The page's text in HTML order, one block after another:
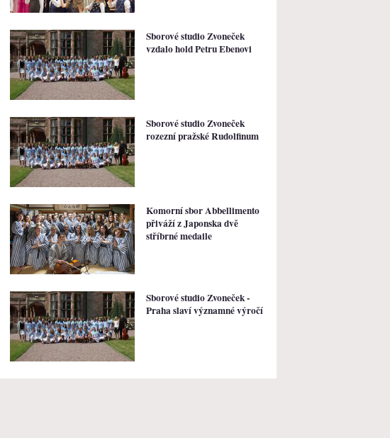
Sborové studio Zvoneček
vzdalo hold Petru Ebenovi
Sborové studio Zvoneček
rozezní pražské Rudolfinum
Komorní sbor Abbellimento
přiváží z Japonska dvě
stříbrné medaile
Sborové studio Zvoneček -
Praha slaví významné výročí